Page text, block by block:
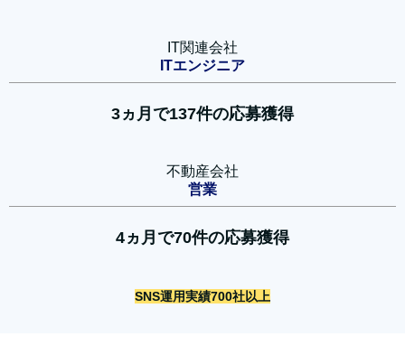
IT関連会社
ITエンジニア
3ヵ月で137件の応募獲得
不動産会社
営業
4ヵ月で70件の応募獲得
SNS運用実績700社以上